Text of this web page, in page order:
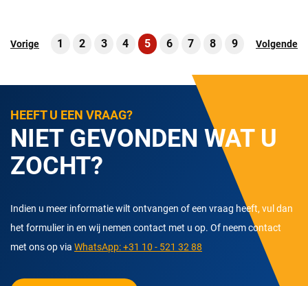
Vorige 1 2 3 4 5 6 7 8 9 Volgende
HEEFT U EEN VRAAG?
NIET GEVONDEN WAT U
ZOCHT?
Indien u meer informatie wilt ontvangen of een vraag heeft, vul dan
het formulier in en wij nemen contact met u op. Of neem contact
met ons op via WhatsApp: +31 10 - 521 32 88